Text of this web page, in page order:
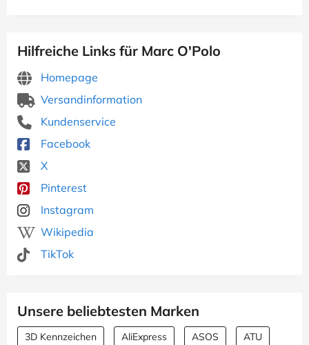
Hilfreiche Links für Marc O'Polo
Homepage
Versandinformation
Kundenservice
Facebook
X
Pinterest
Instagram
Wikipedia
TikTok
Unsere beliebtesten Marken
3D Kennzeichen AliExpress ASOS ATU